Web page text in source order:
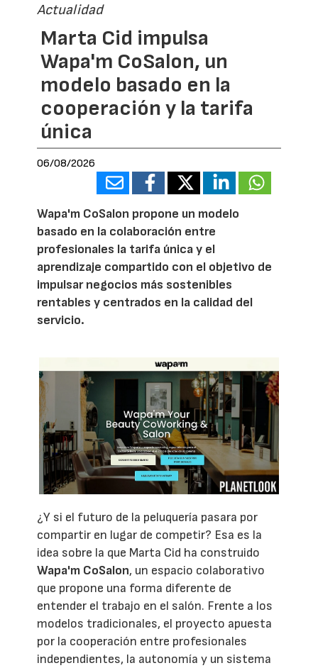
Actualidad
Marta Cid impulsa
Wapa'm CoSalon, un
modelo basado en la
cooperación y la tarifa
única
06/08/2026
Wapa'm CoSalon propone un modelo
basado en la colaboración entre
profesionales la tarifa única y el
aprendizaje compartido con el objetivo de
impulsar negocios más sostenibles
rentables y centrados en la calidad del
servicio.
¿Y si el futuro de la peluquería pasara por
compartir en lugar de competir? Esa es la
idea sobre la que Marta Cid ha construido
Wapa'm CoSalon, un espacio colaborativo
que propone una forma diferente de
entender el trabajo en el salón. Frente a los
modelos tradicionales, el proyecto apuesta
por la cooperación entre profesionales
independientes, la autonomía y un sistema